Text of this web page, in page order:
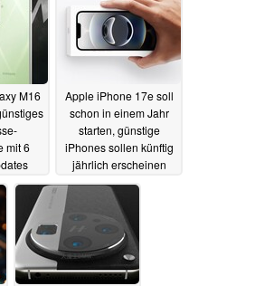
M16
mit 6
Apple iPhone 17e soll
schon in einem Jahr
starten, günstige
iPhones sollen künftig
jährlich erscheinen
26.02.2025